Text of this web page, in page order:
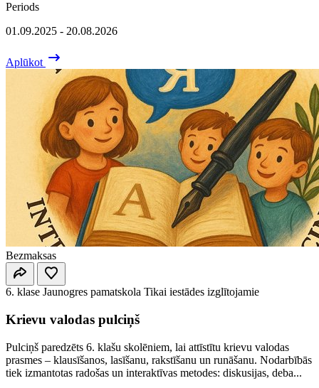
Periods
01.09.2025 - 20.08.2026
Aplūkot
Bezmaksas
6. klase Jaunogres pamatskola Tikai iestādes izglītojamie
Krievu valodas pulciņš
Pulciņš paredzēts 6. klašu skolēniem, lai attīstītu krievu valodas
prasmes – klausīšanos, lasīšanu, rakstīšanu un runāšanu. Nodarbībās
tiek izmantotas radošas un interaktīvas metodes: diskusijas, deba...